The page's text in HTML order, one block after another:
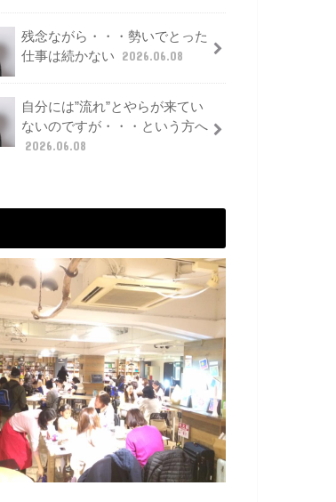
残念ながら・・・勢いでとった
仕事は続かない
2026.06.08
自分には”流れ”とやらが来てい
ないのですが・・・という方へ
2026.06.08